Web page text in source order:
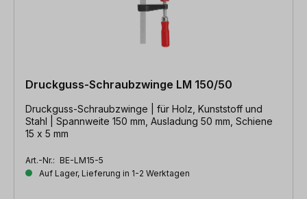
Druckguss-Schraubzwinge LM 150/50
Druckguss-Schraubzwinge | für Holz, Kunststoff und
Stahl | Spannweite 150 mm, Ausladung 50 mm, Schiene
15 x 5 mm
Art.-Nr.: BE-LM15-5
Auf Lager, Lieferung in 1-2 Werktagen